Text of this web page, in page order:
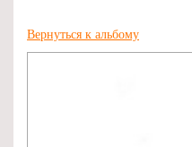
Вернуться к альбому